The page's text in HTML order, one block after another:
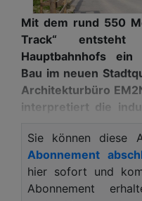
Mit dem rund 550
Track“
Hauptbahnhofs ein
Bau im neuen
Architekturbüro
interpretiert die
besonders
Glass.
Sie können diese
Abonnement
hier sofort und
Abonnement